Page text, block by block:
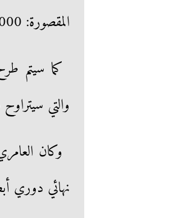
المقصورة: 1000 جنيه.
والتي سيتراوح سعرها
وكان
نهائي دوري أبطال